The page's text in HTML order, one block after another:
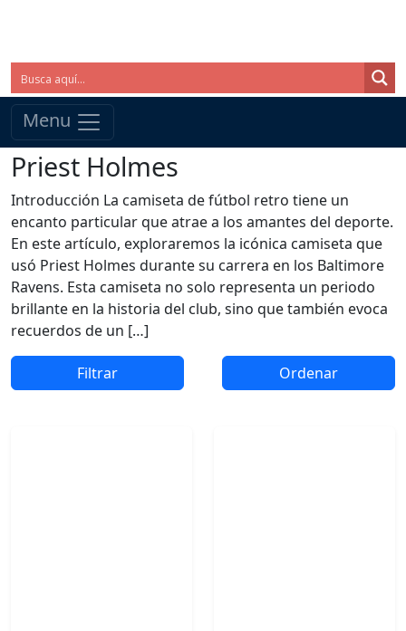
Menu
Priest Holmes
Introducción La camiseta de fútbol retro tiene un
encanto particular que atrae a los amantes del deporte.
En este artículo, exploraremos la icónica camiseta que
usó Priest Holmes durante su carrera en los Baltimore
Ravens. Esta camiseta no solo representa un periodo
brillante en la historia del club, sino que también evoca
recuerdos de un […]
Filtrar Ordenar